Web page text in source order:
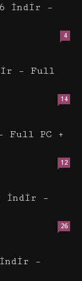
İndir –
4
– Full
14
Full PC +
12
İndir –
26
–